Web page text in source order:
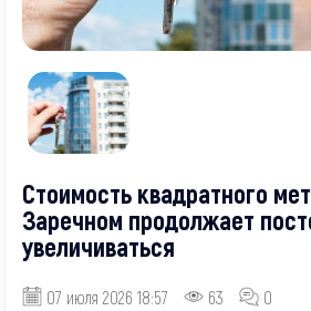
Стоимость квадратного
Заречном продолжает
увеличиваться
07 июля 2026 18:57 63
0